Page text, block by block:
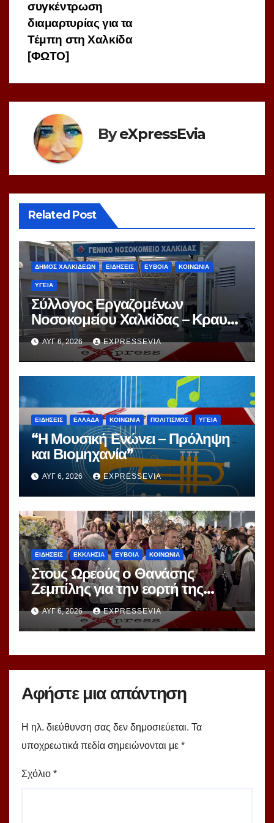
συγκέντρωση
διαμαρτυρίας για τα
Τέμπη στη Χαλκίδα
[ΦΩΤΟ]
ByeXpressEvia
Related Post
ΔΗΜΟΣ ΧΑΛΚΙΔΕΩΝ ΕΙΔΗΣΕΙΣ ΕΥΒΟΙΑ ΚΟΙΝΩΝΙΑ
ΥΓΕΙΑ
Σύλλογος Εργαζομένων
Νοσοκομείου Χαλκίδας – Κραυγή
Αγωνίας
ΑΥΓ 6, 2026 EXPRESSEVIA
ΕΙΔΗΣΕΙΣ ΕΛΛΑΔΑ ΚΟΙΝΩΝΙΑ ΠΟΛΙΤΙΣΜΟΣ ΥΓΕΙΑ
“Η Μουσική Ενώνει – Πρόληψη
και Βιομηχανία”
ΑΥΓ 6, 2026 EXPRESSEVIA
ΕΙΔΗΣΕΙΣ ΕΚΚΛΗΣΙΑ ΕΥΒΟΙΑ ΚΟΙΝΩΝΙΑ
Στους Ωρεούς ο Θανάσης
Ζεμπίλης για την εορτή της
Μεταμορφώσεως Σωτήρος
ΑΥΓ 6, 2026 EXPRESSEVIA
Αφήστε μια απάντηση
Η ηλ. διεύθυνση σας δεν δημοσιεύεται. Τα
υποχρεωτικά πεδία σημειώνονται με *
Σχόλιο *